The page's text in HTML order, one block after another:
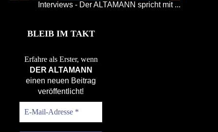
Interviews - Der ALTAMANN spricht mit ...
BLEIB IM TAKT
Erfahre als Erster, wenn
DER ALTAMANN
einen neuen Beitrag
veröffentlicht!